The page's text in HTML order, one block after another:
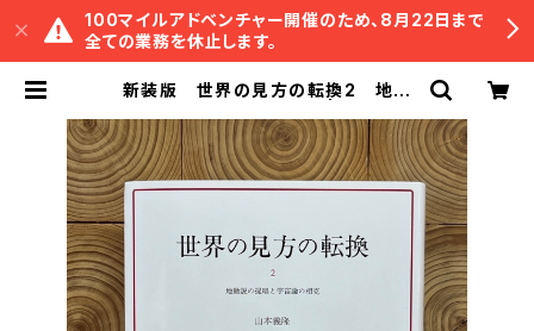
100マイルアドベンチャー開催のため、8月22日まで
全ての業務を休止します。
新装版 世界の見方の転換2 地動
所書店